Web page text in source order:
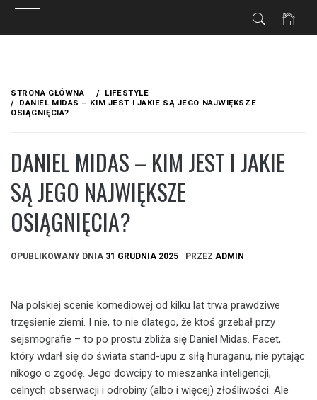
treści
STRONA GŁÓWNA
LIFESTYLE
DANIEL MIDAS – KIM JEST I JAKIE SĄ JEGO NAJWIĘKSZE
OSIĄGNIĘCIA?
DANIEL MIDAS – KIM JEST I JAKIE
SĄ JEGO NAJWIĘKSZE
OSIĄGNIĘCIA?
OPUBLIKOWANY DNIA 31 GRUDNIA 2025 PRZEZ ADMIN
Na polskiej scenie komediowej od kilku lat trwa prawdziwe
trzęsienie ziemi. I nie, to nie dlatego, że ktoś grzebał przy
sejsmografie – to po prostu zbliża się Daniel Midas. Facet,
który wdarł się do świata stand-upu z siłą huraganu, nie pytając
nikogo o zgodę. Jego dowcipy to mieszanka inteligencji,
celnych obserwacji i odrobiny (albo i więcej) złośliwości. Ale